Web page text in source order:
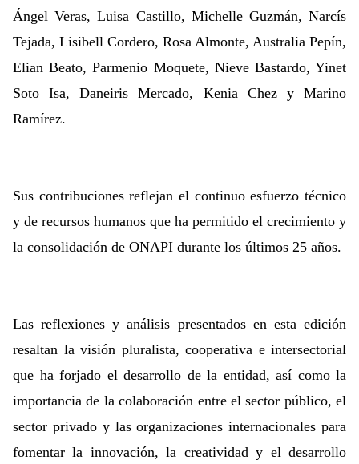
Ángel Veras, Luisa Castillo, Michelle Guzmán, Narcís
Tejada, Lisibell Cordero, Rosa Almonte, Australia Pepín,
Elian Beato, Parmenio Moquete, Nieve Bastardo, Yinet
Soto Isa, Daneiris Mercado, Kenia Chez y Marino
Ramírez.
Sus contribuciones reflejan el continuo esfuerzo técnico
y de recursos humanos que ha permitido el crecimiento y
la consolidación de ONAPI durante los últimos 25 años.
Las reflexiones y análisis presentados en esta edición
resaltan la visión pluralista, cooperativa e intersectorial
que ha forjado el desarrollo de la entidad, así como la
importancia de la colaboración entre el sector público, el
sector privado y las organizaciones internacionales para
fomentar la innovación, la creatividad y el desarrollo